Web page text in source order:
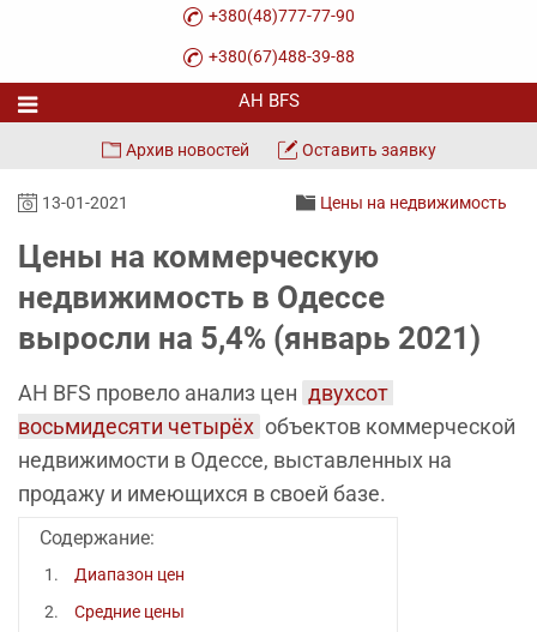
+380(48)777-77-90
+380(67)488-39-88
Архив новостей Оставить заявку
13-01-2021 Цены на недвижимость
Цены на коммерческую
недвижимость в Одессе
выросли на 5,4% (январь 2021)
АН BFS провело анализ цен двухсот
восьмидесяти четырёх объектов коммерческой
недвижимости в Одессе, выставленных на
продажу и имеющихся в своей базе.
Содержание:
Диапазон цен
Средние цены